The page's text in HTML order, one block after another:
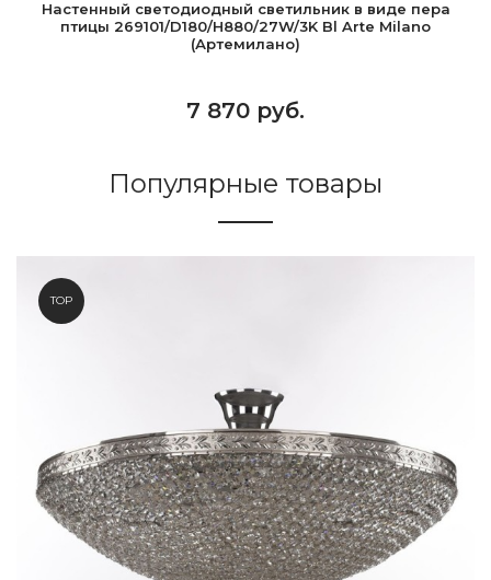
Настенный светодиодный светильник в виде пера
птицы 269101/D180/H880/27W/3K Bl Arte Milano
(Артемилано)
7 870 руб.
Популярные товары
TOP